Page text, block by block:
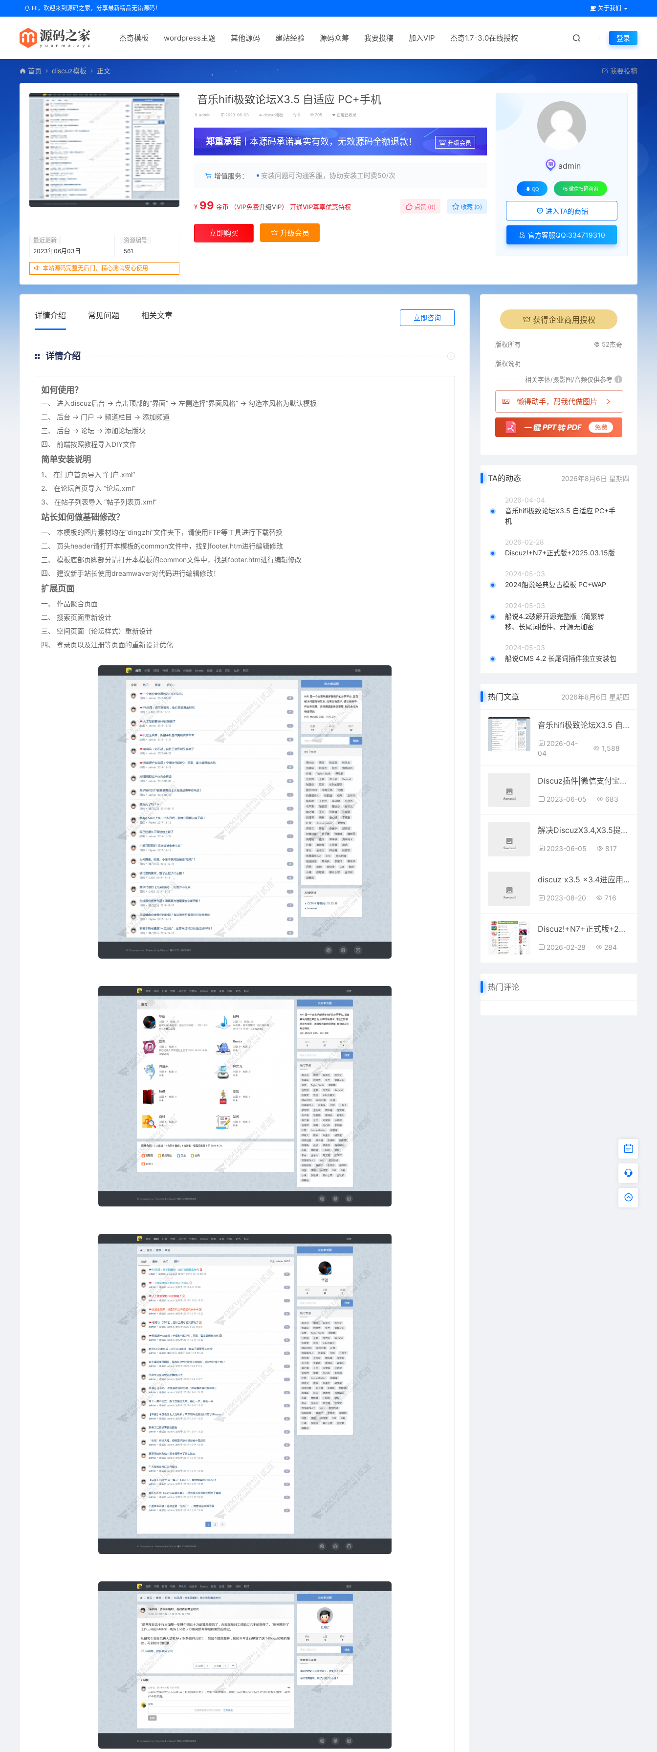
HI，欢迎来到源码之家，分享最新精品无错源码！ 关于我们
杰奇模板 wordpress主题 其他源码 建站经验 源码众筹 我要投稿 加入VIP 杰奇1.7-3.0在线授权 登录
首页 discuz模板 正文 我要投稿
最近更新
2023年06月03日
资源编号
561
本站源码完整无后门，精心测试安心使用
音乐hifi极致论坛X3.5 自适应 PC+手机
admin 2023-06-03 discuz模板 0 705 百度已收录
郑重承诺丨本源码承诺真实有效，无效源码全额退款！ 升级会员
增值服务： 安装问题可沟通客服，协助安装工时费50/次
¥ 99 金币 （VIP免费升级VIP）开通VIP尊享优惠特权 点赞 (0) 收藏 (0)
立即购买 升级会员
admin
QQ 微信扫码咨询
进入TA的商铺
官方客服QQ:334719310
详情介绍 常见问题 相关文章 立即咨询
详情介绍
如何使用？
一、 进入discuz后台 → 点击顶部的”界面” → 左侧选择”界面风格” → 勾选本风格为默认模板
二、 后台 → 门户 → 频道栏目 → 添加频道
三、 后台 → 论坛 → 添加论坛版块
四、 前端按照教程导入DIY文件
简单安装说明
1、 在门户首页导入 “门户.xml”
2、 在论坛首页导入 “论坛.xml”
3、 在帖子列表导入 “帖子列表页.xml”
站长如何做基础修改？
一、 本模板的图片素材均在”dingzhi”文件夹下，请使用FTP等工具进行下载替换
二、 页头header请打开本模板的common文件中，找到footer.htm进行编辑修改
三、 模板底部页脚部分请打开本模板的common文件中，找到footer.htm进行编辑修改
四、 建议新手站长使用dreamwaver对代码进行编辑修改！
扩展页面
一、 作品聚合页面
二、 搜索页面重新设计
三、 空间页面（论坛样式）重新设计
四、 登录页以及注册等页面的重新设计优化
获得企业商用授权
版权所有 © 52杰奇
版权说明
相关字体/摄影图/音频仅供参考 i
懒得动手，帮我代做图片
TA的动态 2026年8月6日 星期四
2026-04-04
音乐hifi极致论坛X3.5 自适应 PC+手
机
2026-02-28
Discuz!+N7+正式版+2025.03.15版
2024-05-03
2024船说经典复古模板 PC+WAP
2024-05-03
船说4.2破解开源完整版（简繁转
移、长尾词插件、开源无加密
2024-05-03
船说CMS 4.2 长尾词插件独立安装包
热门文章 2026年8月6日 星期四
音乐hifi极致论坛X3.5 自适应 PC+手机
2026-04-
04
1,588
Discuz插件|微信支付宝充值积分81.230519
2023-06-05 683
解决DiscuzX3.4,X3.5提示”对不起，您安装的不是正版应用，安装程序无法继续执行”
2023-06-05 817
discuz x3.5 x3.4进应用中心提示”您的网站未获得以下应用的授权”解除限制的工具方法
2023-08-20 716
Discuz!+N7+正式版+2025.03.15版
2026-02-28 284
热门评论